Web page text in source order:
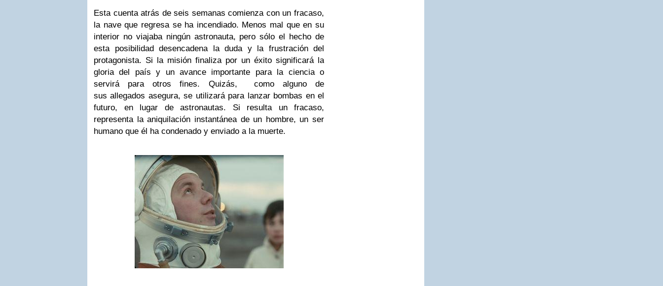
Esta cuenta atrás de seis semanas comienza con un fracaso,
la nave que regresa se ha incendiado. Menos mal que en su
interior no viajaba ningún astronauta, pero sólo el hecho de
esta posibilidad desencadena la duda y la frustración del
protagonista. Si la misión finaliza por un éxito significará la
gloria del país y un avance importante para la ciencia o
servirá para otros fines. Quizás, como alguno de
sus allegados asegura, se utilizará para lanzar bombas en el
futuro, en lugar de astronautas. Si resulta un fracaso,
representa la aniquilación instantánea de un hombre, un ser
humano que él ha condenado y enviado a la muerte.